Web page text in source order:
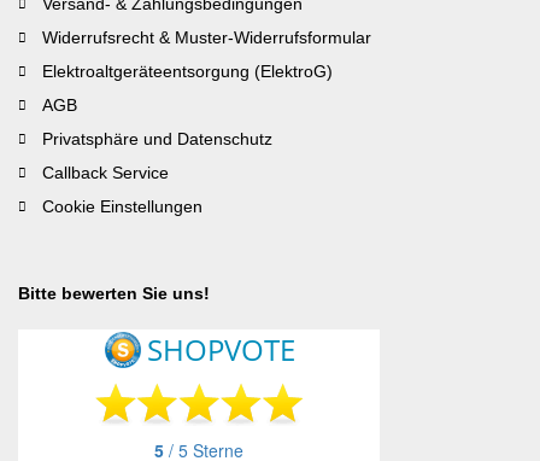
Widerrufsrecht & Muster-Widerrufsformular
Elektroaltgeräteentsorgung (ElektroG)
AGB
Privatsphäre und Datenschutz
Callback Service
Cookie Einstellungen
Bitte bewerten Sie uns!